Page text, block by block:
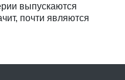
выпускаются
почти являются